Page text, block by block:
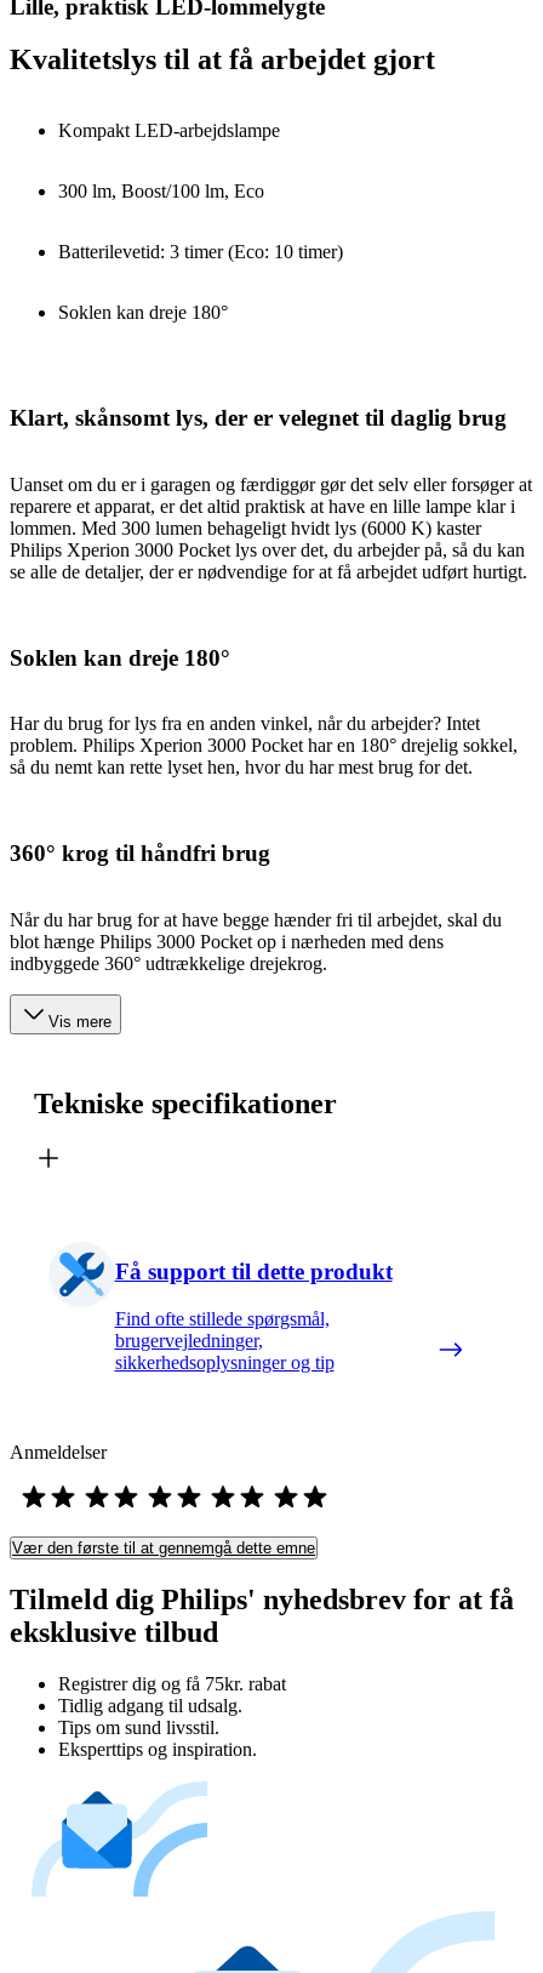
Lille, praktisk LED-lommelygte
Kvalitetslys til at få arbejdet gjort
Kompakt LED-arbejdslampe
300 lm, Boost/100 lm, Eco
Batterilevetid: 3 timer (Eco: 10 timer)
Soklen kan dreje 180°
Klart, skånsomt lys, der er velegnet til daglig brug
Uanset om du er i garagen og færdiggør gør det selv eller forsøger at
reparere et apparat, er det altid praktisk at have en lille lampe klar i
lommen. Med 300 lumen behageligt hvidt lys (6000 K) kaster
Philips Xperion 3000 Pocket lys over det, du arbejder på, så du kan
se alle de detaljer, der er nødvendige for at få arbejdet udført hurtigt.
Soklen kan dreje 180°
Har du brug for lys fra en anden vinkel, når du arbejder? Intet
problem. Philips Xperion 3000 Pocket har en 180° drejelig sokkel,
så du nemt kan rette lyset hen, hvor du har mest brug for det.
360° krog til håndfri brug
Når du har brug for at have begge hænder fri til arbejdet, skal du
blot hænge Philips 3000 Pocket op i nærheden med dens
indbyggede 360° udtrækkelige drejekrog.
Vis mere
Tekniske specifikationer
Få support til dette produkt
Find ofte stillede spørgsmål,
brugervejledninger,
sikkerhedsoplysninger og tip
Anmeldelser
Vær den første til at gennemgå dette emne
Tilmeld dig Philips' nyhedsbrev for at få
eksklusive tilbud
Registrer dig og få 75kr. rabat
Tidlig adgang til udsalg.
Tips om sund livsstil.
Eksperttips og inspiration.